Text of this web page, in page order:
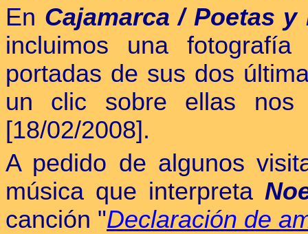
En Cajamarca / Poetas
incluimos una
portadas de sus dos
un clic sobre ellas nos
[18/02/2008].
A pedido de algunos
música que interpreta
canción "Declaración de